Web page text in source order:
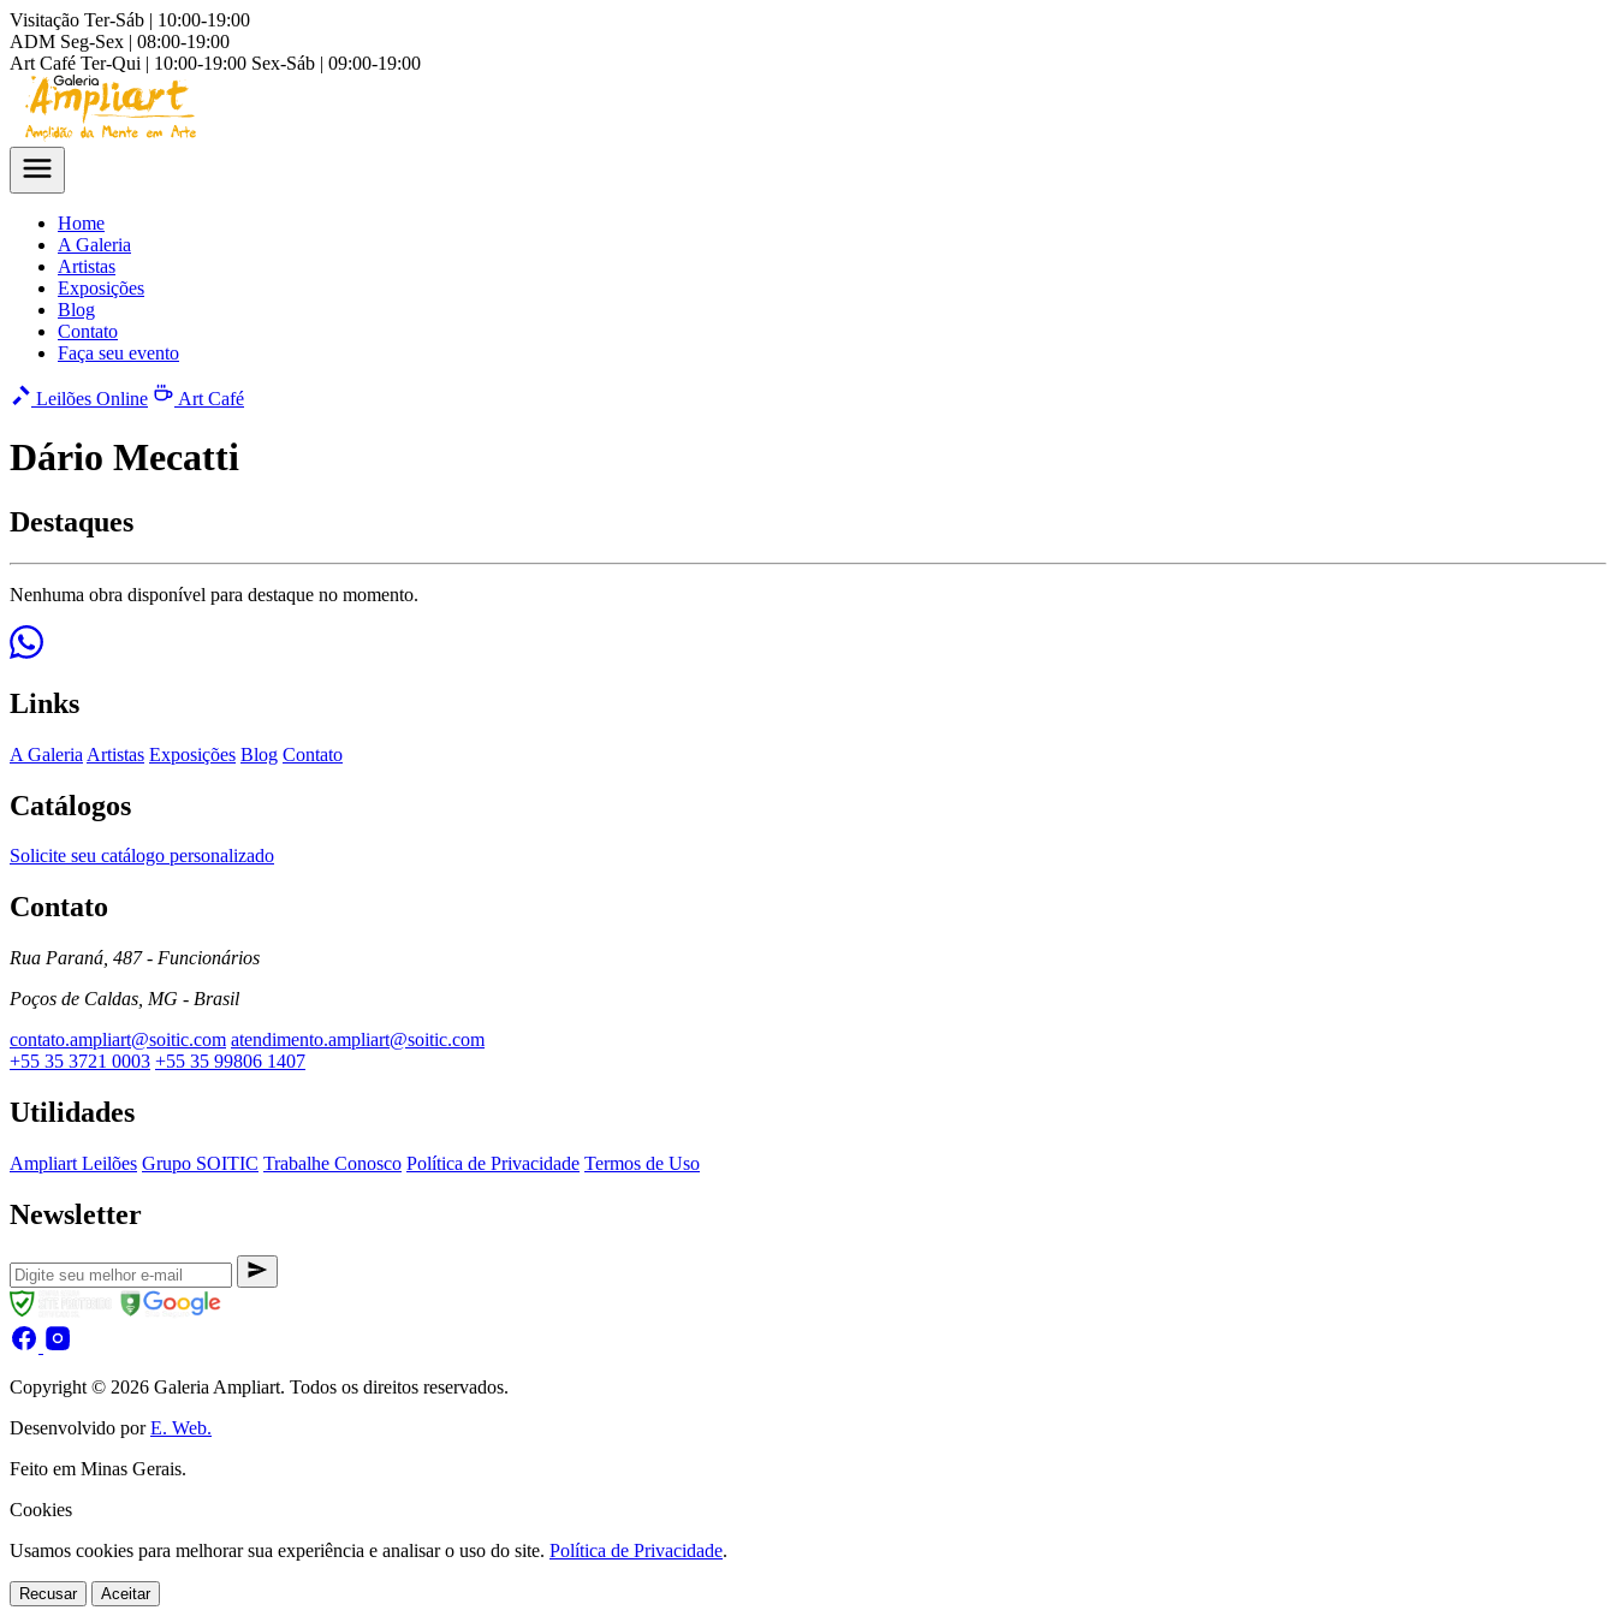
Visitação Ter-Sáb | 10:00-19:00
ADM Seg-Sex | 08:00-19:00
Art Café Ter-Qui | 10:00-19:00 Sex-Sáb | 09:00-19:00
Home
A Galeria
Artistas
Exposições
Blog
Contato
Faça seu evento
Leilões Online Art Café
Dário Mecatti
Destaques
Nenhuma obra disponível para destaque no momento.
Links
A Galeria Artistas Exposições Blog Contato
Catálogos
Solicite seu catálogo personalizado
Contato
Rua Paraná, 487 - Funcionários
Poços de Caldas, MG - Brasil
contato.ampliart@soitic.com atendimento.ampliart@soitic.com
+55 35 3721 0003 +55 35 99806 1407
Utilidades
Ampliart Leilões Grupo SOITIC Trabalhe Conosco Política de Privacidade Termos de Uso
Newsletter
Copyright © 2026 Galeria Ampliart. Todos os direitos reservados.
Desenvolvido porE. Web.
Feito em Minas Gerais.
Cookies
Usamos cookies para melhorar sua experiência e analisar o uso do site. Política de Privacidade.
Recusar Aceitar